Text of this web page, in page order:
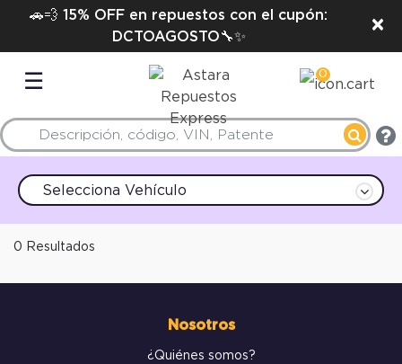
🚗💨 15% OFF en repuestos con el cupón:
DCTOAGOSTO🔧✨
×
☰ 0
Selecciona Vehículo
0 Resultados
Nosotros
¿Quiénes somos?